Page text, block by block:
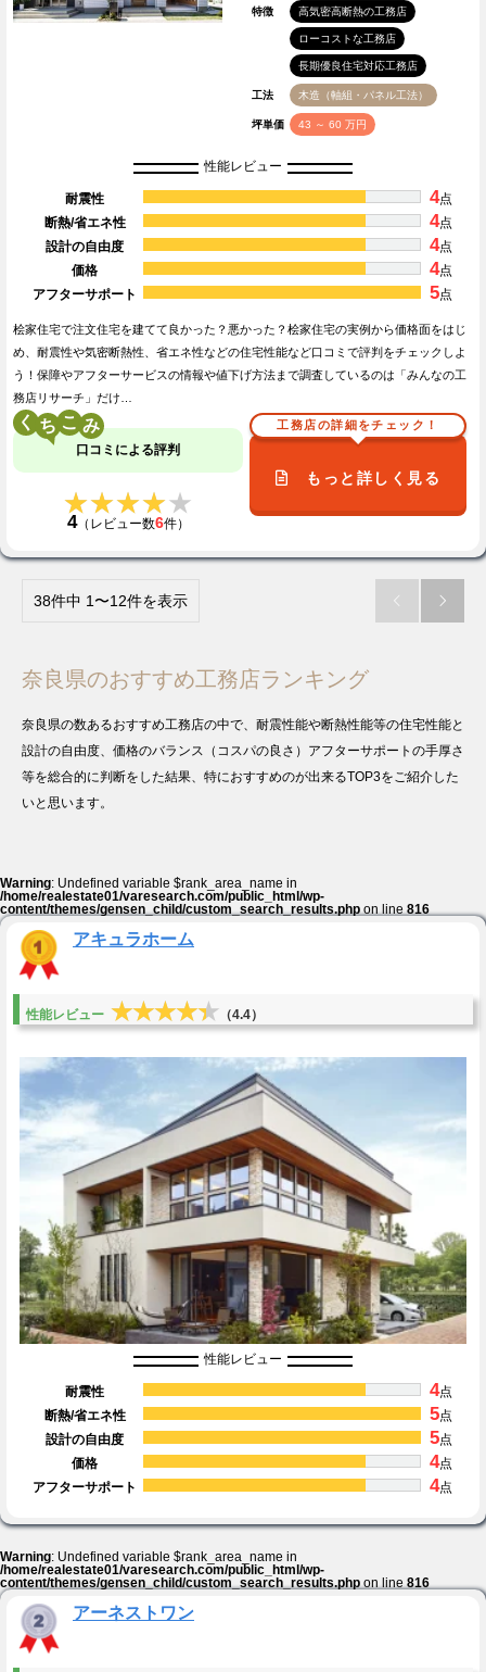
特徴 高気密高断熱の工務店
ローコストな工務店
長期優良住宅対応工務店
工法 木造（軸組・パネル工法）
坪単価 43 ～ 60 万円
性能レビュー
耐震性 4点
断熱/省エネ性
4点
設計の自由度
4点
価格
4点
アフターサポート
5点
桧家住宅で注文住宅を建てて良かった？悪かった？桧家住宅の実例から価格面をはじ
め、耐震性や気密断熱性、省エネ性などの住宅性能など口コミで評判をチェックしよ
う！保障やアフターサービスの情報や値下げ方法まで調査しているのは「みんなの工
務店リサーチ」だけ…
く こ
口コミによる評判
★★★★★
★★★★★
4（レビュー数6件）
工務店の詳細をチェック！
もっと詳しく見る
38件中 1〜12件を表示  
奈良県のおすすめ工務店ランキング
奈良県の数あるおすすめ工務店の中で、耐震性能や断熱性能等の住宅性能と
設計の自由度、価格のバランス（コスパの良さ）アフターサポートの手厚さ
等を総合的に判断をした結果、特におすすめのが出来るTOP3をご紹介した
いと思います。
Warning: Undefined variable $rank_area_name in
/home/realestate01/varesearch.com/public_html/wp-
content/themes/gensen_child/custom_search_results.phpon line816
アキュラホーム
性能レビュー ★★★★★
★★★★★ （4.4）
性能レビュー
耐震性 4点
断熱/省エネ性
5点
設計の自由度
5点
価格
4点
アフターサポート
4点
Warning: Undefined variable $rank_area_name in
/home/realestate01/varesearch.com/public_html/wp-
content/themes/gensen_child/custom_search_results.phpon line816
アーネストワン